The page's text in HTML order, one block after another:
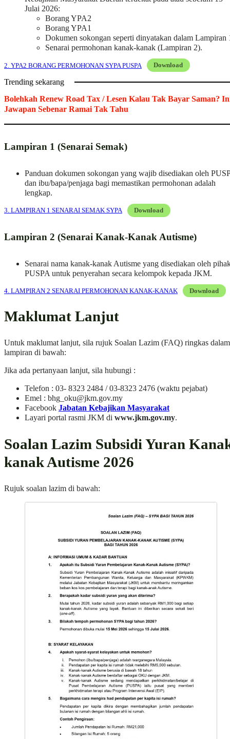
Julai 2026:
Borang YPA2
Borang YPA1
Dokumen sokongan seperti dinyatakan dalam Lampiran
Senarai permohonan kanak-kanak (Lampiran 2).
2. YPA2 BORANG PERMOHONAN SYPA PUSPA Download
Trending sekarang
Bolehkah Renew Road Tax / Lesen Kalau Tak Bayar Saman?
Jawapan Sebenar Ramai Tak Tahu
Lampiran 1 (Senarai Semak)
Panduan dokumen sokongan yang wajib disediakan oleh
dan ibu/bapa/penjaga bagi memastikan permohonan adalah
lengkap.
3. LAMPIRAN 1 SENARAI SEMAK SYPA Download
Lampiran 2 (Senarai Kanak-Kanak Autisme)
Senarai nama kanak-kanak Autisme yang disediakan oleh
PUSPA untuk penyerahan secara kelompok kepada JKM.
4. LAMPIRAN 2 SENARAI PERMOHONAN KANAK-KANAK Download
Maklumat Lanjut
Untuk maklumat lanjut, sila rujuk Soalan Lazim (FAQ) ringkas dalam
lampiran di bawah:
Jika ada pertanyaan lanjut, sila hubungi :
Telefon : 03- 8323 2484 / 03-8323 2476 (waktu pejabat)
Emel : bhg_oku@jkm.gov.my
Facebook Jabatan Kebajikan Masyarakat
Layari portal rasmi JKM di www.jkm.gov.my.
Soalan Lazim Subsidi Yuran
kanak Autisme 2026
Rujuk soalan lazim di bawah: